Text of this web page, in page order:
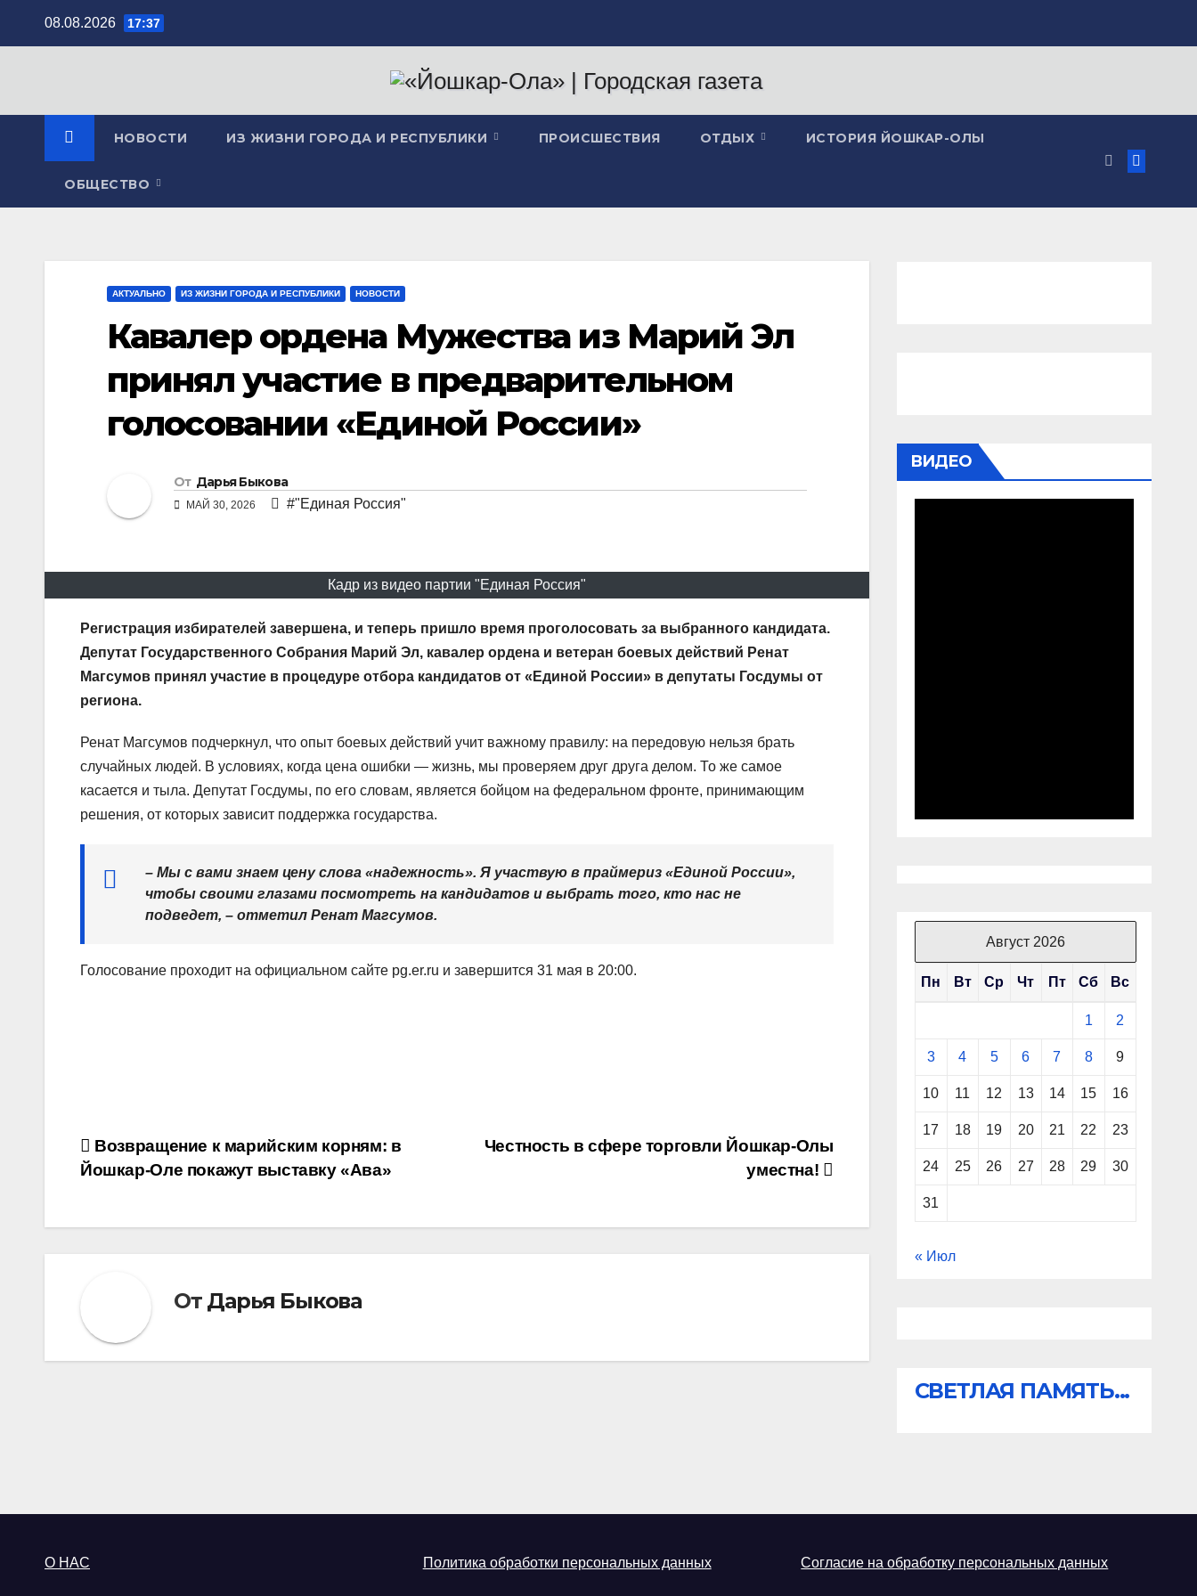
08.08.2026 17:37
НОВОСТИ ИЗ ЖИЗНИ ГОРОДА И РЕСПУБЛИКИ ПРОИСШЕСТВИЯ ОТДЫХ ИСТОРИЯ ЙОШКАР-ОЛЫ
ОБЩЕСТВО
АКТУАЛЬНО ИЗ ЖИЗНИ ГОРОДА И РЕСПУБЛИКИ НОВОСТИ
Кавалер ордена Мужества из Марий Эл
принял участие в предварительном
голосовании «Единой России»
От Дарья Быкова
МАЙ 30, 2026 #"Единая Россия"
Кадр из видео партии "Единая Россия"
Регистрация избирателей завершена, и теперь пришло время проголосовать за выбранного кандидата.
Депутат Государственного Собрания Марий Эл, кавалер ордена и ветеран боевых действий Ренат
Магсумов принял участие в процедуре отбора кандидатов от «Единой России» в депутаты Госдумы от
региона.
Ренат Магсумов подчеркнул, что опыт боевых действий учит важному правилу: на передовую нельзя брать
случайных людей. В условиях, когда цена ошибки — жизнь, мы проверяем друг друга делом. То же самое
касается и тыла. Депутат Госдумы, по его словам, является бойцом на федеральном фронте, принимающим
решения, от которых зависит поддержка государства.
– Мы с вами знаем цену слова «надежность». Я участвую в праймериз «Единой России»,
чтобы своими глазами посмотреть на кандидатов и выбрать того, кто нас не
подведет, – отметил Ренат Магсумов.
Голосование проходит на официальном сайте pg.er.ru и завершится 31 мая в 20:00.
Навигация
записям
Честность в сфере торговли Йошкар-Олы
уместна!
Возвращение к марийским корням: в
Йошкар‑Оле покажут выставку «Ава»
От Дарья Быкова
ВИДЕО
Август 2026
Пн Вт Ср Чт Пт Сб Вс
1 2
3 4 5 6 7 8 9
10 11 12 13 14 15 16
17 18 19 20 21 22 23
24 25 26 27 28 29 30
31
« Июл
СВЕТЛАЯ ПАМЯТЬ...
О НАС Политика обработки персональных данных Согласие на обработку персональных данных